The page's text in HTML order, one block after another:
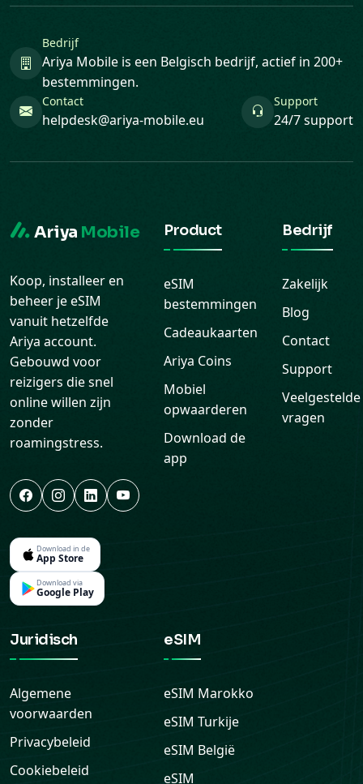
Bedrijf
Ariya Mobile is een Belgisch bedrijf, actief in 200+
bestemmingen.
Contact
helpdesk@ariya-mobile.eu
Support
24/7 support
Ariya Mobile
Koop, installeer en
beheer je eSIM
vanuit hetzelfde
Ariya account.
Gebouwd voor
reizigers die snel
online willen zijn
zonder
roamingstress.
Download in de
App Store
Download via
Google Play
Product
eSIM
bestemmingen
Cadeaukaarten
Ariya Coins
Mobiel
opwaarderen
Download de
app
Bedrijf
Zakelijk
Blog
Contact
Support
Veelgestelde
vragen
Juridisch
Algemene
voorwaarden
Privacybeleid
Cookiebeleid
eSIM
eSIM Marokko
eSIM Turkije
eSIM België
eSIM